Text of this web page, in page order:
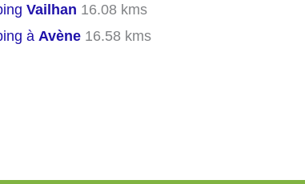
Vailhan 16.08 kms
à Avène 16.58 kms